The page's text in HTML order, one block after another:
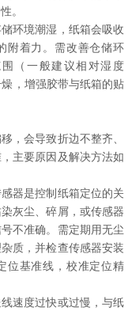
。
环境潮湿，纸箱会吸收
附着力。需改善仓储环
（一般建议相对湿度
，增强胶带与纸箱的贴
，会导致折边不整齐、
主要原因及解决方法如
器是控制纸箱定位的关
灰尘、碎屑，或传感器
不准确。需定期用无尘
质，并检查传感器安装
位基准线，校准定位精
速度过快或过慢，与纸